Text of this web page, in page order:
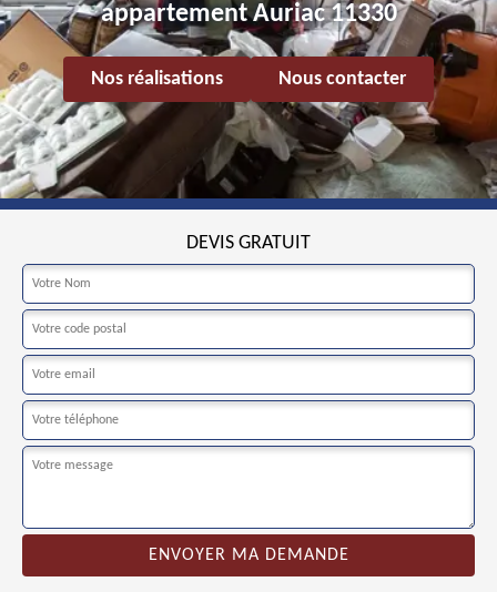
appartement Auriac 11330
Nos réalisations Nous contacter
DEVIS GRATUIT